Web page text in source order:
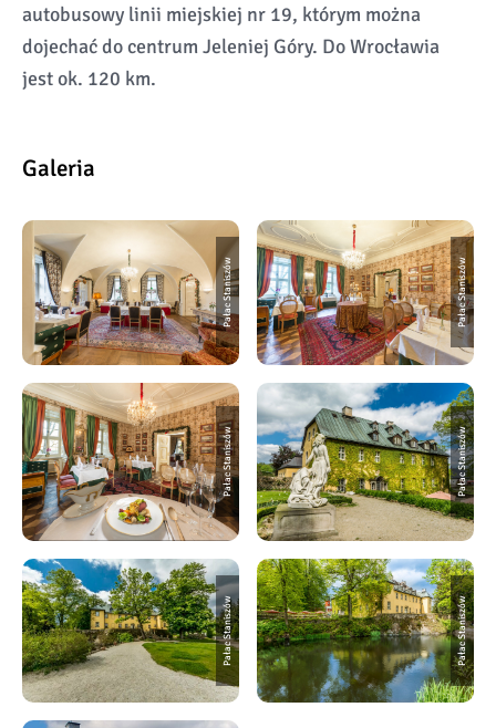
autobusowy linii miejskiej nr 19, którym można
dojechać do centrum Jeleniej Góry. Do Wrocławia
jest ok. 120 km.
Galeria
Pałac Staniszów Pałac Staniszów
Pałac Staniszów Pałac Staniszów
Pałac Staniszów Pałac Staniszów